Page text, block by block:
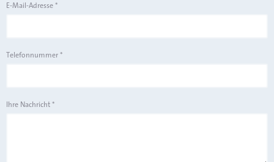
E-Mail-Adresse*
Telefonnummer*
Ihre Nachricht*